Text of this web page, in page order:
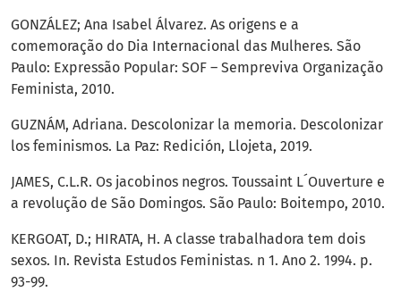
GONZÁLEZ; Ana Isabel Álvarez. As origens e a
comemoração do Dia Internacional das Mulheres. São
Paulo: Expressão Popular: SOF – Sempreviva Organização
Feminista, 2010.
GUZNÁM, Adriana. Descolonizar la memoria. Descolonizar
los feminismos. La Paz: Redición, Llojeta, 2019.
JAMES, C.L.R. Os jacobinos negros. Toussaint L´Ouverture e
a revolução de São Domingos. São Paulo: Boitempo, 2010.
KERGOAT, D.; HIRATA, H. A classe trabalhadora tem dois
sexos. In. Revista Estudos Feministas. n 1. Ano 2. 1994. p.
93-99.